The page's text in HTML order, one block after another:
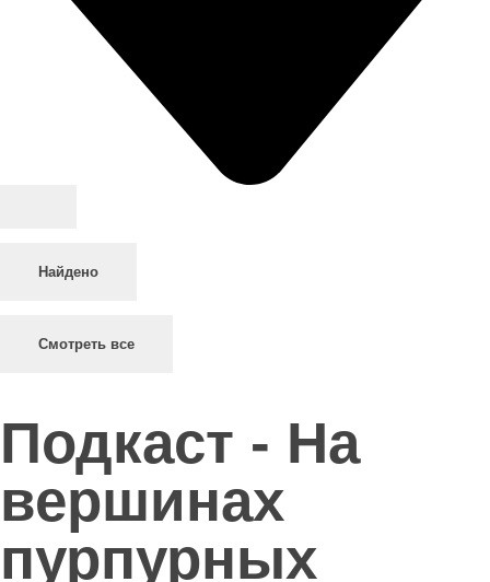
Найдено
Смотреть все
Подкаст - На
вершинах
пурпурных